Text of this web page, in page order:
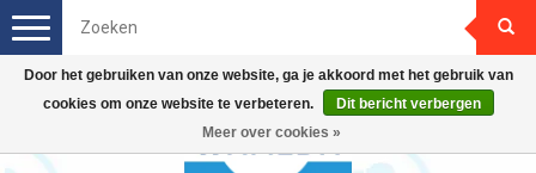
Toggle
Door het gebruiken van onze website, ga je akkoord met het gebruik van
cookies om onze website te verbeteren.
Dit bericht verbergen
Meer over cookies »